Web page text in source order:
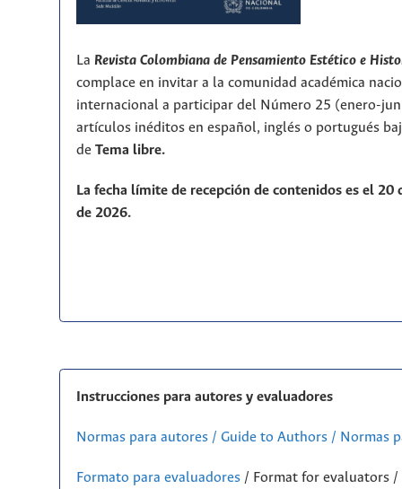
La Revista Colombiana de Pensamiento Estético e
complace en invitar a la comunidad académica
internacional a participar del Número 25 (enero-
artículos inéditos en español, inglés o portugués
de Tema libre.
La fecha límite de recepción de contenidos es el 20
de 2026.
Instrucciones para autores y evaluadores
Normas para autores / Guide to Authors / Normas
Formato para evaluadores/ Format for evaluators /